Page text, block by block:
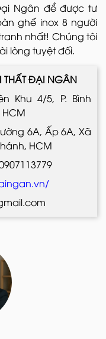
Ngân để được tư
ghế inox 8 người
nhất! Chúng tôi
lòng tuyệt đối.
THẤT ĐẠI NGÂN
Khu 4/5, P. Bình
HCM
6A, Ấp 6A, Xã
HCM